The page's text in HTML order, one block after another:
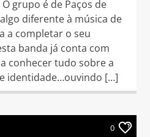
grupo é de Paços de
diferente à música de
a completar o seu
banda já conta com
conhecer tudo sobre a
identidade…ouvindo […]
0